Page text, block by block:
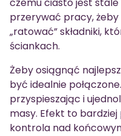
czemu ciasto jest stale
przerywać pracy,
„ratować” składniki,
ściankach.
Żeby osiągnąć
być idealnie
przyspieszając i
masy. Efekt to
kontrola nad